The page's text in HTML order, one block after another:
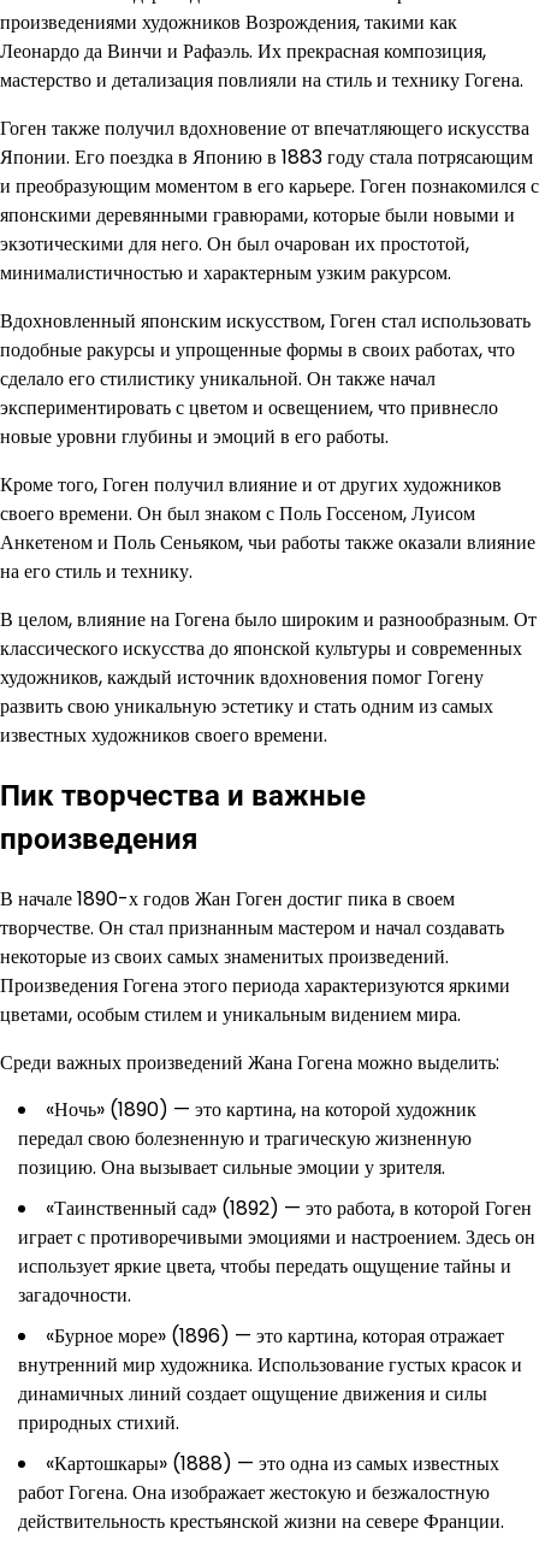
произведениями художников Возрождения, такими как
Леонардо да Винчи и Рафаэль. Их прекрасная композиция,
мастерство и детализация повлияли на стиль и технику Гогена.
Гоген также получил вдохновение от впечатляющего искусства
Японии. Его поездка в Японию в 1883 году стала потрясающим
и преобразующим моментом в его карьере. Гоген познакомился с
японскими деревянными гравюрами, которые были новыми и
экзотическими для него. Он был очарован их простотой,
минималистичностью и характерным узким ракурсом.
Вдохновленный японским искусством, Гоген стал использовать
подобные ракурсы и упрощенные формы в своих работах, что
сделало его стилистику уникальной. Он также начал
экспериментировать с цветом и освещением, что привнесло
новые уровни глубины и эмоций в его работы.
Кроме того, Гоген получил влияние и от других художников
своего времени. Он был знаком с Поль Госсеном, Луисом
Анкетеном и Поль Сеньяком, чьи работы также оказали влияние
на его стиль и технику.
В целом, влияние на Гогена было широким и разнообразным. От
классического искусства до японской культуры и современных
художников, каждый источник вдохновения помог Гогену
развить свою уникальную эстетику и стать одним из самых
известных художников своего времени.
Пик творчества и важные
произведения
В начале 1890-х годов Жан Гоген достиг пика в своем
творчестве. Он стал признанным мастером и начал создавать
некоторые из своих самых знаменитых произведений.
Произведения Гогена этого периода характеризуются яркими
цветами, особым стилем и уникальным видением мира.
Среди важных произведений Жана Гогена можно выделить:
«Ночь» (1890) — это картина, на которой художник
передал свою болезненную и трагическую жизненную
позицию. Она вызывает сильные эмоции у зрителя.
«Таинственный сад» (1892) — это работа, в которой Гоген
играет с противоречивыми эмоциями и настроением. Здесь он
использует яркие цвета, чтобы передать ощущение тайны и
загадочности.
«Бурное море» (1896) — это картина, которая отражает
внутренний мир художника. Использование густых красок и
динамичных линий создает ощущение движения и силы
природных стихий.
«Картошкары» (1888) — это одна из самых известных
работ Гогена. Она изображает жестокую и безжалостную
действительность крестьянской жизни на севере Франции.